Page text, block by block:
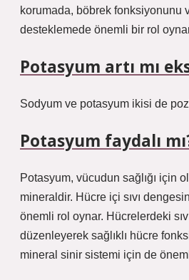
korumada, böbrek fonksiyonunu
desteklemede önemli bir rol
Potasyum artı mı
Sodyum ve potasyum ikisi de
Potasyum faydalı
Potasyum, vücudun sağlığı için
mineraldir. Hücre içi sıvı
önemli rol oynar. Hücrelerdeki
düzenleyerek sağlıklı hücre
mineral sinir sistemi için de